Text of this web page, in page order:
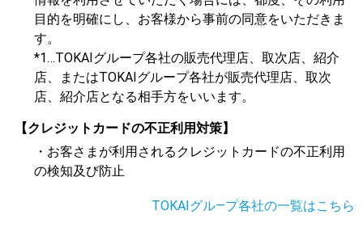
目的を明確にし、お客様から事前の同意をいただきま
す。
*1…TOKAIグループ各社の販売代理店、取次店、紹介
店、またはTOKAIグループ各社が販売代理店、取次
店、紹介店となる相手方をいいます。
【クレジットカードの不正利用対策】
・お客さまが利用されるクレジットカードの不正利用
の検知及び防止
TOKAIグル―プ各社の一覧はこちら